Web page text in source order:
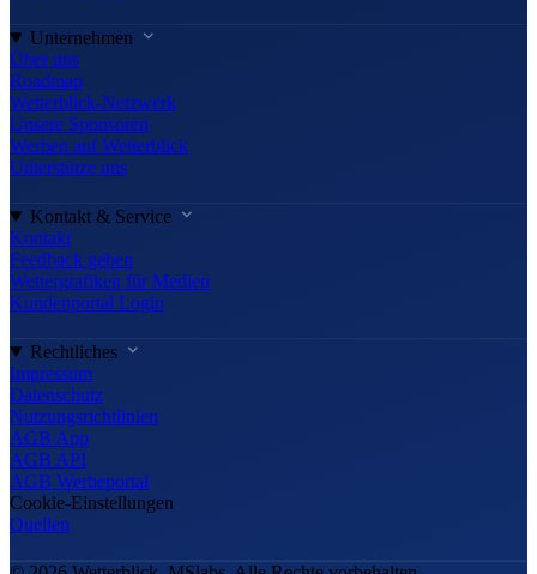
Unternehmen
Über uns
Roadmap
Wetterblick-Netzwerk
Unsere Sponsoren
Werben auf Wetterblick
Unterstütze uns
Kontakt & Service
Kontakt
Feedback geben
Wettergrafiken für Medien
Kundenportal Login
Rechtliches
Impressum
Datenschutz
Nutzungsrichtlinien
AGB App
AGB API
AGB Werbeportal
Cookie-Einstellungen
Quellen